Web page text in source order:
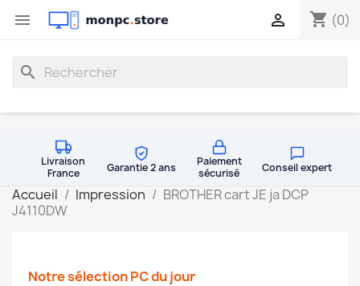
 shopping_cart (0)

search
Livraison
France
Garantie 2 ans
Paiement
sécurisé
Conseil expert
Accueil Impression
BROTHER cart JE ja DCP
J4110DW
Notre sélection PC du jour